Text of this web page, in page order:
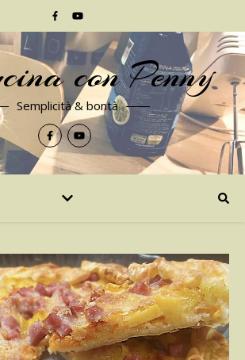
con Penny
Semplicità & bontà